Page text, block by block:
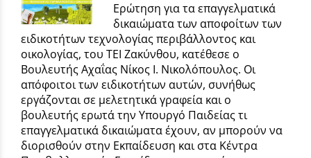
Ερώτηση για τα επαγγελματικά
δικαιώματα των αποφοίτων των
ειδικοτήτων τεχνολογίας περιβάλλοντος και
οικολογίας, του ΤΕΙ Ζακύνθου, κατέθεσε ο
Βουλευτής Αχαΐας Νίκος Ι. Νικολόπουλος. Οι
απόφοιτοι των ειδικοτήτων αυτών, συνήθως
εργάζονται σε μελετητικά γραφεία και ο
βουλευτής ερωτά την Υπουργό Παιδείας τι
επαγγελματικά δικαιώματα έχουν, αν μπορούν να
διορισθούν στην Εκπαίδευση και στα Κέντρα